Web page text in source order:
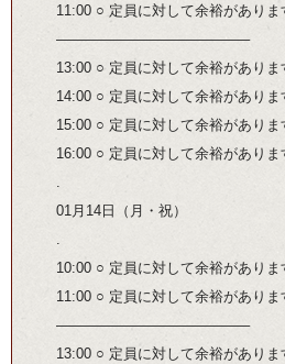
11:00 ○ 定員に対して余裕がありま
—————————————–
13:00 ○ 定員に対して余裕がありま
14:00 ○ 定員に対して余裕がありま
15:00 ○ 定員に対して余裕がありま
16:00 ○ 定員に対して余裕がありま
.
01月14日（月・祝）
.
10:00 ○ 定員に対して余裕がありま
11:00 ○ 定員に対して余裕がありま
—————————————–
13:00 ○ 定員に対して余裕がありま